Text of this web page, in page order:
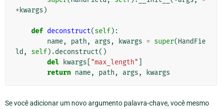
*kwargs )
def deconstruct(self):
name, path , args , kwargs = super(HandFie
ld , self) .deconstruct()
del kwargs "max_length"
return name, path , args , kwargs
Se você adicionar um novo argumento palavra-chave, você mesmo